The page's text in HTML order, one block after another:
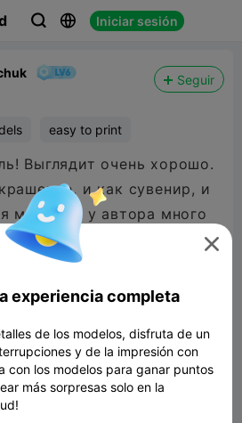
  Iniciar sesión
Seguir
easy to print
Выглядит очень хорошо.
и как сувенир, и
модель ( у автора много
трудностей с
более чем достаточно

experiencia completa
de los modelos, disfruta de un
y de la impresión con
con los modelos para ganar puntos
más sorpresas solo en la